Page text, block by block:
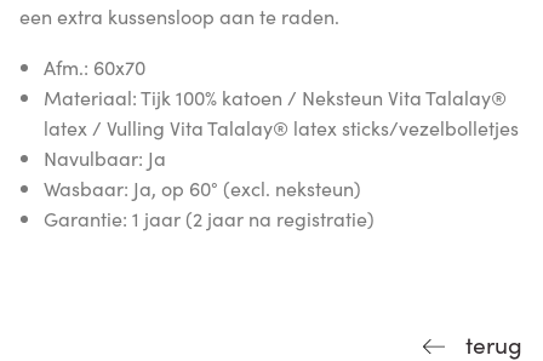
een extra kussensloop aan te raden.
Afm.: 60x70
Materiaal: Tijk 100% katoen / Neksteun Vita Talalay®
latex / Vulling Vita Talalay® latex sticks/vezelbolletjes
Navulbaar: Ja
Wasbaar: Ja, op 60° (excl. neksteun)
Garantie: 1 jaar (2 jaar na registratie)
terug